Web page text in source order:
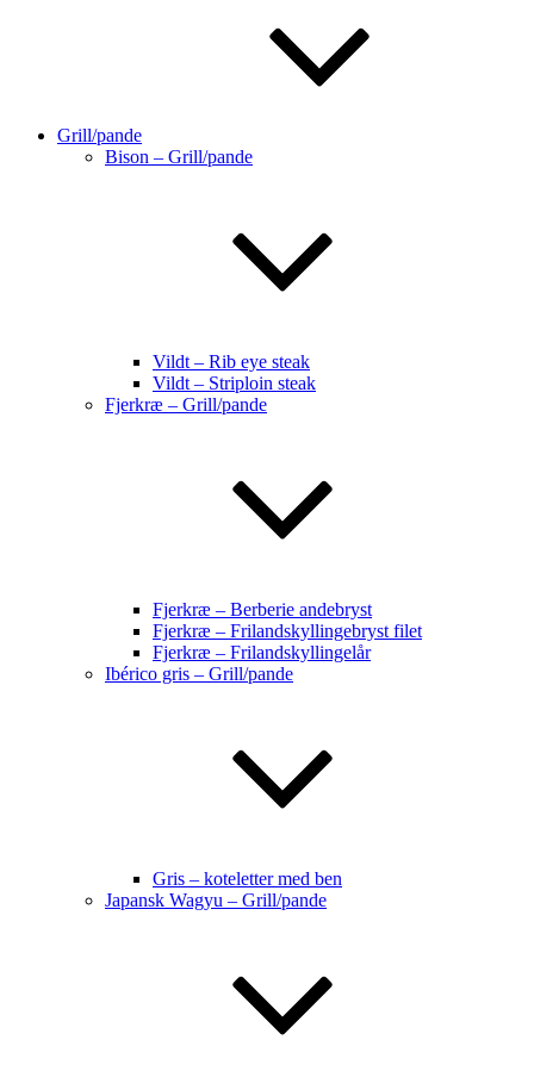
Grill/pande
Bison – Grill/pande
Vildt – Rib eye steak
Vildt – Striploin steak
Fjerkræ – Grill/pande
Fjerkræ – Berberie andebryst
Fjerkræ – Frilandskyllingebryst filet
Fjerkræ – Frilandskyllingelår
Ibérico gris – Grill/pande
Gris – koteletter med ben
Japansk Wagyu – Grill/pande